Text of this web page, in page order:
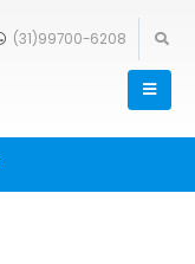
(31)99700-6208